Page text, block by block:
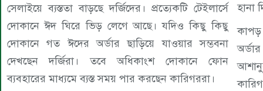
সেলাইয়ে ব্যস্ততা বাড়ছে দর্জিদের। প্রত্যেকটি টেইলার্সে
দোকানে ঈদ ঘিরে ভিড় লেগে আছে। যদিও কিছু কিছু
দোকানে গত ঈদের অর্ডার ছাড়িয়ে যাওয়ার সম্ভবনা
দেখছেন দর্জিরা। তবে অধিকাংশ দোকানে ফোন
ব্যবহারের মাধ্যমে ব্যস্ত সময় পার করছেন কারিগররা।
হানা